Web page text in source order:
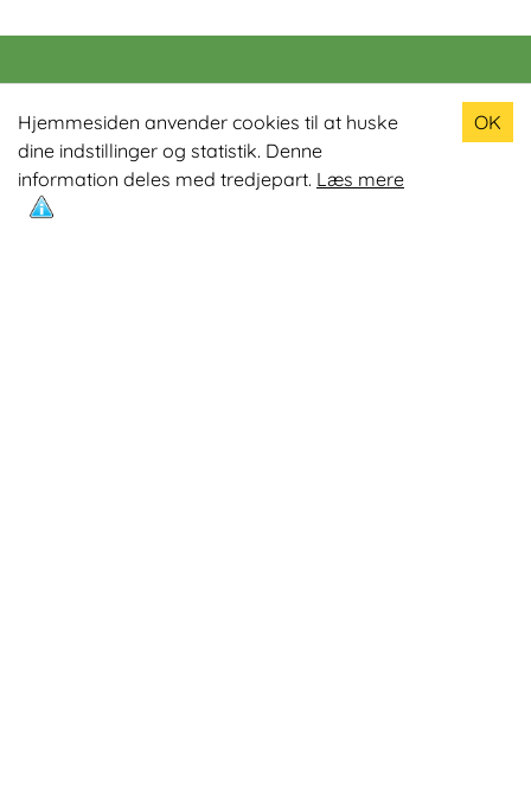
Hjemmesiden anvender cookies til at huske
dine indstillinger og statistik. Denne
information deles med tredjepart. Læs mere
OK
Populære produkter
Odin R900 Romaskine
Odin S900 Spinningcykel